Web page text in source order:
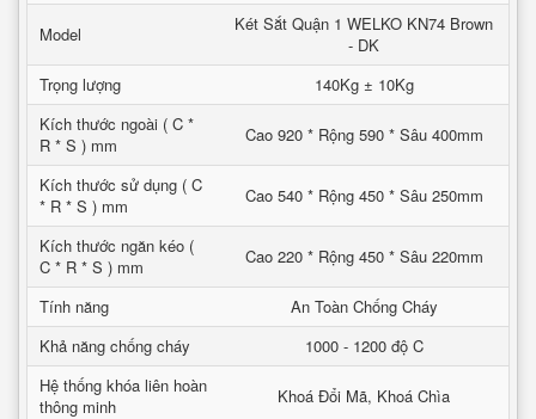
Model
Két Sắt Quận 1 WELKO KN74 Brown
- DK
Trọng lượng
140Kg ± 10Kg
Kích thước ngoài ( C *
R * S ) mm
Cao 920 * Rộng 590 * Sâu 400mm
Kích thước sử dụng ( C
* R * S ) mm
Cao 540 * Rộng 450 * Sâu 250mm
Kích thước ngăn kéo (
C * R * S ) mm
Cao 220 * Rộng 450 * Sâu 220mm
Tính năng
An Toàn Chống Cháy
Khả năng chống cháy
1000 - 1200 độ C
Hệ thống khóa liên hoàn
thông minh
Khoá Đổi Mã, Khoá Chìa